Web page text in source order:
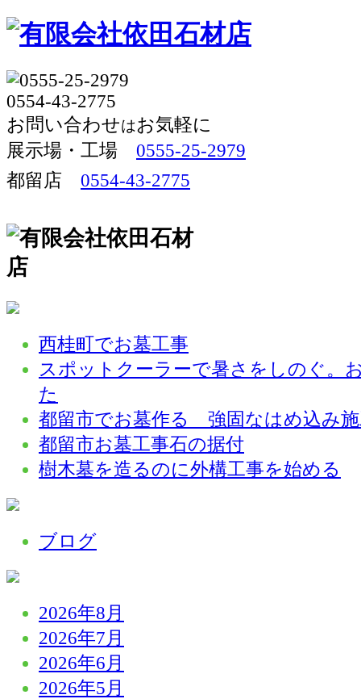
お問い合わせはお気軽に
展示場・工場  0555-25-2979
都留店 0554-43-2775
西桂町でお墓工事
スポットクーラーで暑さをしのぐ。
た
都留市でお墓作る 強固なはめ込み
都留市お墓工事石の据付
樹木墓を造るのに外構工事を始める
ブログ
2026年8月
2026年7月
2026年6月
2026年5月